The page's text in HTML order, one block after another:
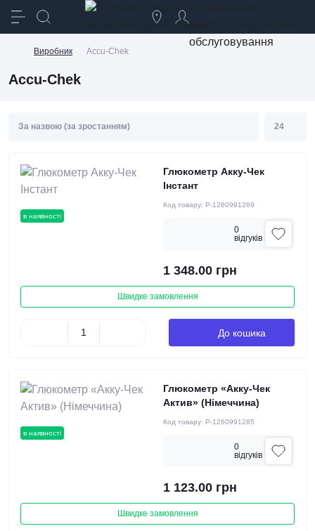
якість та бездоганне
обслуговування
Виробник Accu-Chek
Accu-Chek
в наявності
Глюкометр Акку-Чек
Інстант
Код товару: P-1260991269
0
вiдгукiв
1 348.00 грн
Швидке замовлення
До кошика
в наявності
Глюкометр «Акку-Чек
Актив» (Німеччина)
Код товару: P-1260991285
0
вiдгукiв
1 123.00 грн
Швидке замовлення